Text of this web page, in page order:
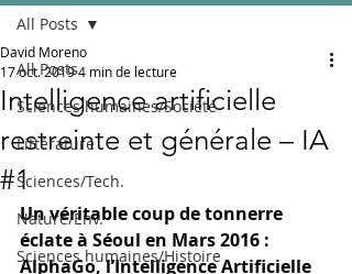
All Posts
Sciences humaines/Société
Littérature
Sciences/Tech.
Nature/Env.
Sciences humaines/Histoire
All Posts
Intelligence artificielle
restreinte et générale – IA
#1
David Moreno
17 oct. 20194 min de lecture
Un véritable coup de tonnerre
éclate à Séoul en Mars 2016 :
AlphaGo, l’Intelligence Artificielle